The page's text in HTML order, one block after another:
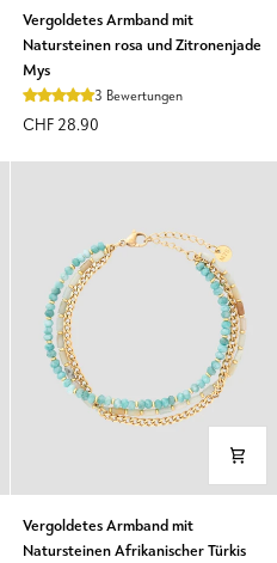
Vergoldetes
Armband
mit
Natursteinen
und
Zitronenjade
Vergoldetes Armband mit
Natursteinen rosa und Zitronenjade
Mys
3 Bewertungen
CHF 28.90
Vergoldetes
Armband
Vergoldetes Armband mit
Natursteinen Afrikanischer Türkis